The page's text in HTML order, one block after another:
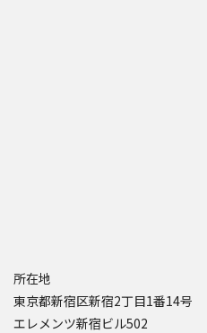
所在地
東京都新宿区新宿2丁目1番14号
エレメンツ新宿ビル502